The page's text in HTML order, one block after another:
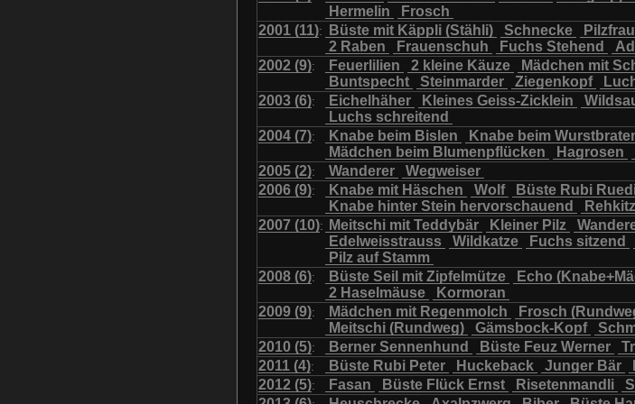
Uhu mit Jungen Waschbär
Hermelin
Frosch
2001 (11): Büste mit Käppli (Stähli) Schnecke
2 Raben
Frauenschuh Fuchs Stehend
2002 (9): Feuerlilien 2 kleine Käuze Mädchen mit
Buntspecht
Steinmarder Ziegenkopf
2003 (6): Eichelhäher Kleines Geiss-Zicklein
Luchs schreitend
2004 (7): Knabe beim Bislen Knabe beim
Mädchen beim Blumenpflücken
Hagrosen
2005 (2): Wanderer
Wegweiser
2006 (9): Knabe mit Häschen Wolf Büste Rubi
Knabe hinter Stein hervorschauend
2007 (10): Meitschi mit Teddybär Kleiner Pilz
Edelweisstrauss
Wildkatze Fuchs sitzend
Pilz auf Stamm
2008 (6): Büste Seil mit Zipfelmütze Echo
2 Haselmäuse
Kormoran
2009 (9): Mädchen mit Regenmolch Frosch
Meitschi (Rundweg)
Gämsbock-Kopf
2010 (5): Berner Sennenhund Büste Feuz Werner
2011 (4): Büste Rubi Peter Huckeback Junger Bär
2012 (5): Fasan Büste Flück Ernst Risetenmandli